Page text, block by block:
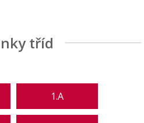
tříd
1.A